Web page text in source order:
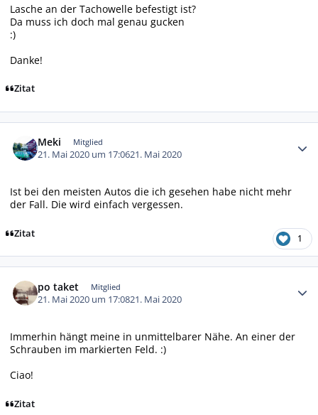
Lasche an der Tachowelle befestigt ist?
Da muss ich doch mal genau gucken
:)
Danke!
Zitat
Meki Mitglied
21. Mai 2020 um 17:0621. Mai 2020
Ist bei den meisten Autos die ich gesehen habe nicht mehr
der Fall. Die wird einfach vergessen.
Zitat 1
po taket Mitglied
21. Mai 2020 um 17:0821. Mai 2020
Immerhin hängt meine in unmittelbarer Nähe. An einer der
Schrauben im markierten Feld. :)
Ciao!
Zitat